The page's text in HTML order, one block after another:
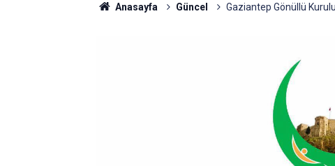
Anasayfa Güncel Gaziantep Gönüllü